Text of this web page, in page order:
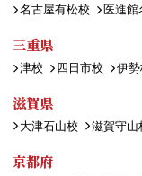
名古屋有松校
医進館
三重県
津校 四日市校 伊勢
滋賀県
大津石山校 滋賀守山
京都府